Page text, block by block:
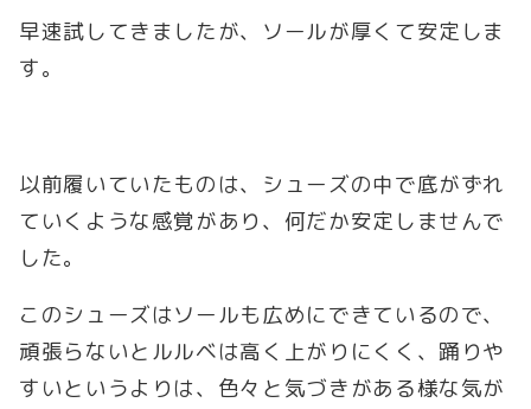
早速試してきましたが、ソールが厚くて安定しま
す。
以前履いていたものは、シューズの中で底がずれ
ていくような感覚があり、何だか安定しませんで
した。
このシューズはソールも広めにできているので、
頑張らないとルルベは高く上がりにくく、踊りや
すいというよりは、色々と気づきがある様な気が